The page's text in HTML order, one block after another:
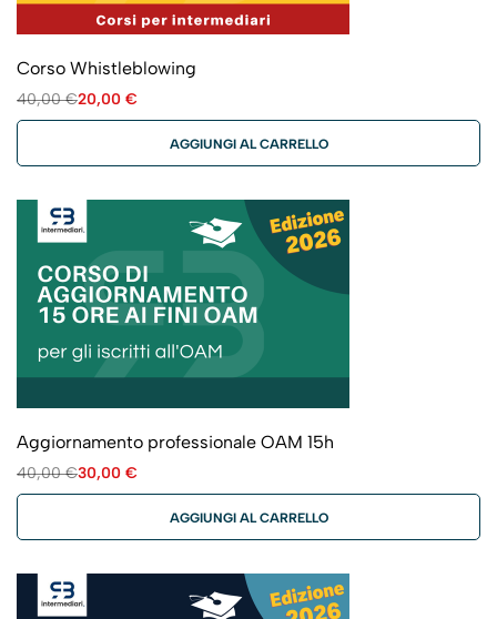
Corso Whistleblowing
40,00€20,00 €
AGGIUNGI AL CARRELLO
Aggiornamento professionale OAM 15h
40,00€30,00 €
AGGIUNGI AL CARRELLO